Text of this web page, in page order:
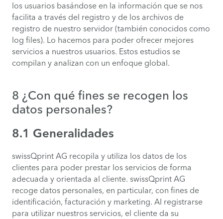
los usuarios basándose en la información que se nos
facilita a través del registro y de los archivos de
registro de nuestro servidor (también conocidos como
log files). Lo hacemos para poder ofrecer mejores
servicios a nuestros usuarios. Estos estudios se
compilan y analizan con un enfoque global.
8 ¿Con qué fines se recogen los
datos personales?
8.1 Generalidades
swissQprint AG recopila y utiliza los datos de los
clientes para poder prestar los servicios de forma
adecuada y orientada al cliente. swissQprint AG
recoge datos personales, en particular, con fines de
identificación, facturación y marketing. Al registrarse
para utilizar nuestros servicios, el cliente da su